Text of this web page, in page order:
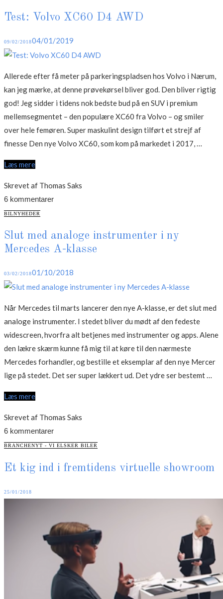
Test: Volvo XC60 D4 AWD
Posted
on
09/02/201804/01/2019
Allerede efter få meter på parkeringspladsen hos Volvo i Nærum,
kan jeg mærke, at denne prøvekørsel bliver god. Den bliver rigtig
god! Jeg sidder i tidens nok bedste bud på en SUV i premium
mellemsegmentet – den populære XC60 fra Volvo – og smiler
over hele femøren. Super maskulint design tilført et strejf af
finesse Den nye Volvo XC60, som kom på markedet i 2017, …
Læs mere
Skrevet af Thomas Saks
6 kommentarer
CATEGORIES
BILNYHEDER
Slut med analoge instrumenter i ny
Mercedes A-klasse
Posted
on
03/02/201801/10/2018
Når Mercedes til marts lancerer den nye A-klasse, er det slut med
analoge instrumenter. I stedet bliver du mødt af den fedeste
widescreen, hvorfra alt betjenes med instrumenter og apps. Alene
den lækre skærm kunne få mig til at køre til den nærmeste
Mercedes forhandler, og bestille et eksemplar af den nye Mercer
lige på stedet. Det ser super lækkert ud. Det ydre ser bestemt …
A-
Læs mere
Skrevet af Thomas Saks
6 kommentarer
CATEGORIES
BRANCHENYT - VI ELSKER BILER
Et kig ind i fremtidens virtuelle showroom
Posted
25/01/2018